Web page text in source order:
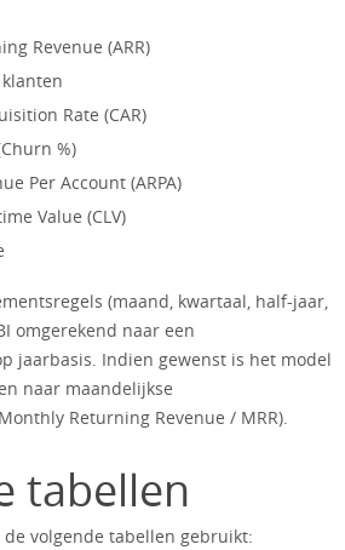
Revenue (ARR)
Rate (CAR)
%)
Per Account (ARPA)
Value (CLV)
(maand, kwartaal, half-jaar,
omgerekend naar een
jaarbasis. Indien gewenst is het model
naar maandelijkse
Returning Revenue / MRR).
tabellen
volgende tabellen gebruikt: